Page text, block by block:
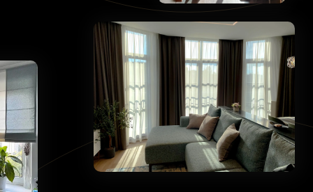
Шторы на заказ в
деталях